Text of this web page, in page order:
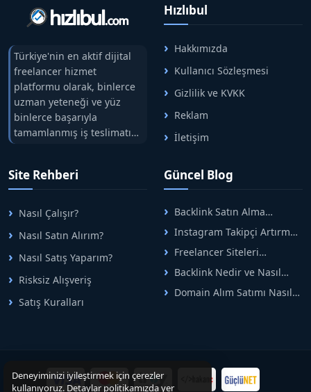
Türkiye'nin en aktif dijital
freelancer hizmet
platformu olarak, binlerce
uzman yeteneği ve yüz
binlerce başarıyla
tamamlanmış iş teslimatını
tek çatıda buluşturuyoruz.
arasındaki süreci risksiz
alışveriş sistemi ile koruyan
ticaretin güvenli
adreslerinden birisidir.
Hızlıbul
Hakkımızda
Kullanıcı Sözleşmesi
Gizlilik ve KVKK
Reklam
İletişim
Site Rehberi
Nasıl Çalışır?
Nasıl Satın Alırım?
Nasıl Satış Yaparım?
Risksiz Alışveriş
Satış Kuralları
Güncel Blog
Backlink Satın Alma
Doğru Adımlar
Instagram Takipçi Artırma
Rehberi
Freelancer Siteleri
Yapılır
Backlink Nedir ve Nasıl
Domain Alım Satımı Nasıl
Deneyiminizi iyileştirmek için çerezler
kullanıyoruz. Detaylar politikamızda yer